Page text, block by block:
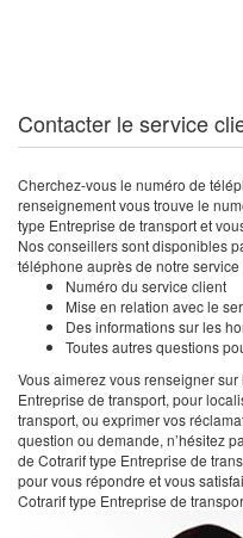
Contacter le service
Cherchez-vous le numéro de
renseignement vous trouve le
type Entreprise de transport et
Nos conseillers sont disponibles
téléphone auprès de notre service
Numéro du service client
Mise en relation avec le
Des informations sur les
Toutes autres questions
Vous aimerez vous renseigner
Entreprise de transport, pour
transport, ou exprimer vos
question ou demande, n’hésitez
de Cotrarif type Entreprise de
pour vous répondre et vous
Cotrarif type Entreprise de